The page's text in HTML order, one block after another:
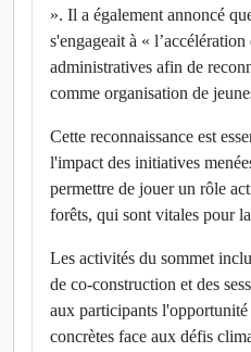
». Il a également annoncé
s'engageait à « l’accélération
administratives afin de
comme organisation de
Cette reconnaissance est
l'impact des initiatives
permettre de jouer un rôle
forêts, qui sont vitales pour
Les activités du sommet
de co-construction et des
aux participants
concrètes face aux défis